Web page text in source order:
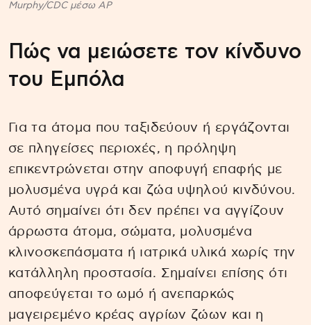
Murphy/CDC μέσω AP
Πώς να μειώσετε τον κίνδυνο
του Εμπόλα
Για τα άτομα που ταξιδεύουν ή εργάζονται
σε πληγείσες περιοχές, η πρόληψη
επικεντρώνεται στην αποφυγή επαφής με
μολυσμένα υγρά και ζώα υψηλού κινδύνου.
Αυτό σημαίνει ότι δεν πρέπει να αγγίζουν
άρρωστα άτομα, σώματα, μολυσμένα
κλινοσκεπάσματα ή ιατρικά υλικά χωρίς την
κατάλληλη προστασία. Σημαίνει επίσης ότι
αποφεύγεται το ωμό ή ανεπαρκώς
μαγειρεμένο κρέας αγρίων ζώων και η